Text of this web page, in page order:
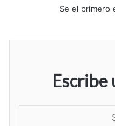
Se el primero
Escribe